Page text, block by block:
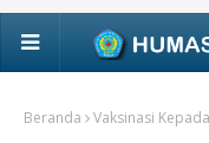
Beranda Vaksinasi